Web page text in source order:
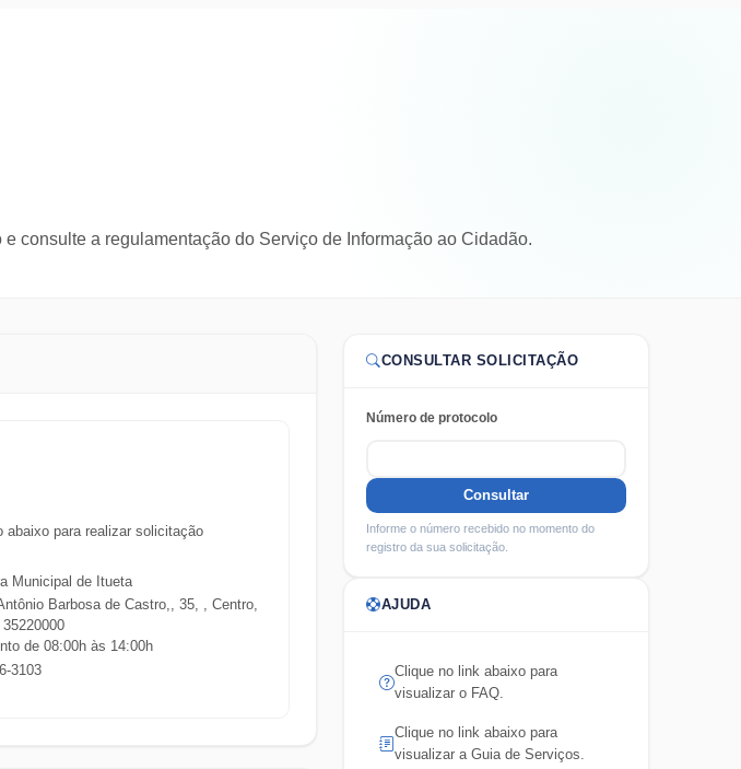
consulte a regulamentação do Serviço de Informação ao Cidadão.
abaixo para realizar solicitação
Municipal de Itueta
Barbosa de Castro,, 35, , Centro,
de 08:00h às 14:00h
3103
CONSULTAR SOLICITAÇÃO
Número de protocolo
Consultar
Informe o número recebido no momento do
registro da sua solicitação.
AJUDA
Clique no link abaixo para
visualizar o FAQ.
Clique no link abaixo para
visualizar a Guia de Serviços.